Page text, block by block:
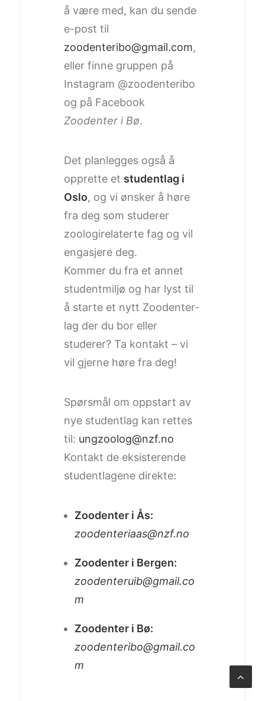
å være med, kan du sende
e-post til
zoodenteribo@gmail.com,
eller finne gruppen på
Instagram @zoodenteribo
og på Facebook
Zoodenter i Bø.
Det planlegges også å
opprette et studentlag i
Oslo, og vi ønsker å høre
fra deg som studerer
zoologirelaterte fag og vil
engasjere deg.
Kommer du fra et annet
studentmiljø og har lyst til
å starte et nytt Zoodenter-
lag der du bor eller
studerer? Ta kontakt – vi
vil gjerne høre fra deg!
Spørsmål om oppstart av
nye studentlag kan rettes
til: ungzoolog@nzf.no
Kontakt de eksisterende
studentlagene direkte:
Zoodenter i Ås:
zoodenteriaas@nzf.no
Zoodenter i Bergen:
zoodenteruib@gmail.co
m
Zoodenter i Bø:
zoodenteribo@gmail.co
m